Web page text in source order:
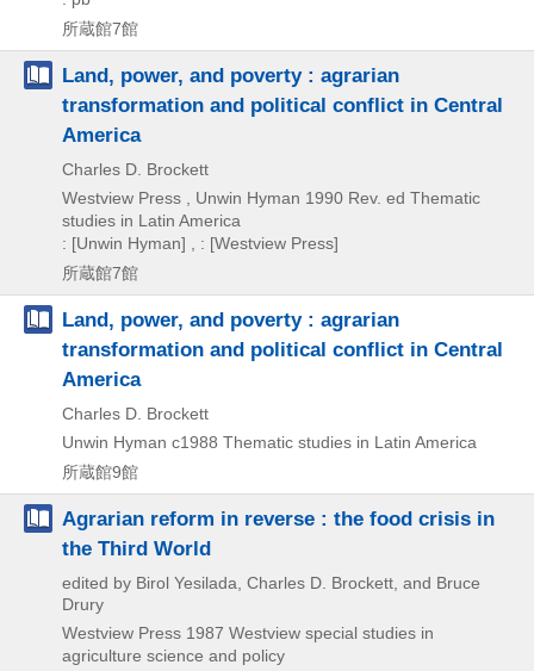
所蔵館7館
Land, power, and poverty : agrarian
transformation and political conflict in Central
America
Charles D. Brockett
Westview Press , Unwin Hyman 1990 Rev. ed Thematic
studies in Latin America
: [Unwin Hyman] , : [Westview Press]
所蔵館7館
Land, power, and poverty : agrarian
transformation and political conflict in Central
America
Charles D. Brockett
Unwin Hyman c1988 Thematic studies in Latin America
所蔵館9館
Agrarian reform in reverse : the food crisis in
the Third World
edited by Birol Yesilada, Charles D. Brockett, and Bruce
Drury
Westview Press 1987 Westview special studies in
agriculture science and policy